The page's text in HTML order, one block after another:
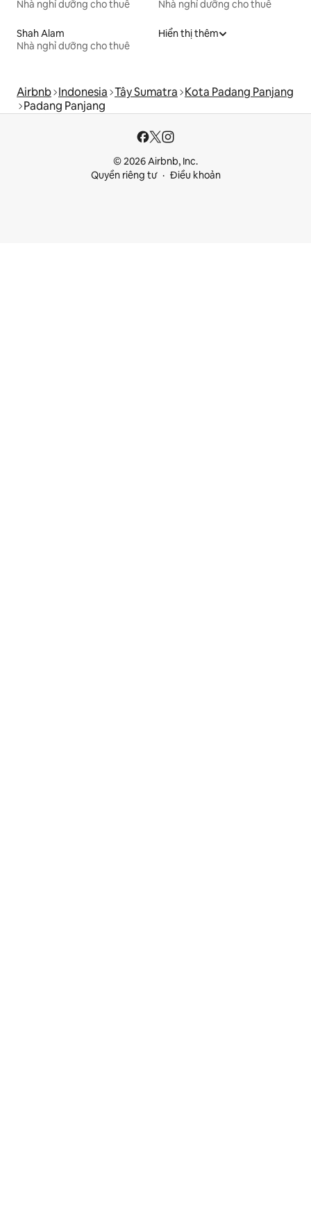
Nhà nghỉ dưỡng cho thuê
Nhà nghỉ dưỡng cho thuê
Shah Alam
Nhà nghỉ dưỡng cho thuê
Hiển thị thêm
Airbnb Indonesia Tây Sumatra Kota Padang Panjang
Padang Panjang
© 2026 Airbnb, Inc.
Quyền riêng tư
Điều khoản